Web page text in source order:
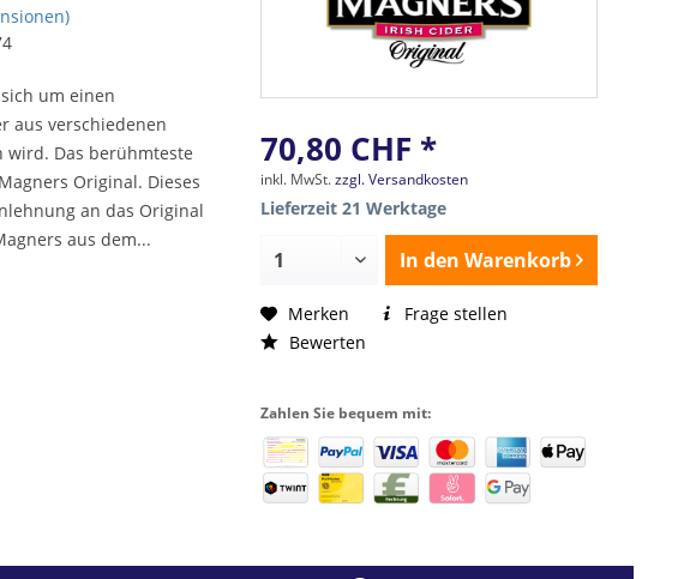
um einen
aus verschiedenen
wird. Das berühmteste
Original. Dieses
an das Original
aus dem...
70,80 CHF *
inkl. MwSt.zzgl. Versandkosten
Lieferzeit 21 Werktage
In den Warenkorb
Merken
Bewerten
Frage stellen
Zahlen Sie bequem mit: